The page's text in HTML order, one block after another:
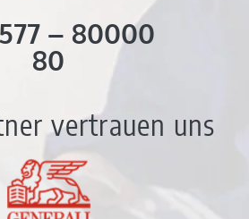
– 80000
80
vertrauen uns